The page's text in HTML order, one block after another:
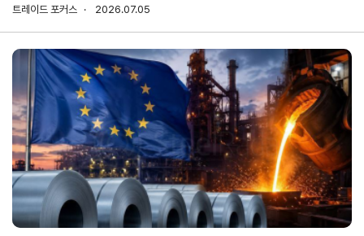
홈 회장
인사말
역대회장
연혁
조직
소개
경영
공시
의사결정기구
정관
출자법인
무역센터
현황
윤리
경영
무역센터
윤리헌장
협회윤리강령
안전
보건
경영
채용
인재상
채용절차
직원채용FAQ
찾아
오시
는 길
트레이드 포커스 2026.07.05